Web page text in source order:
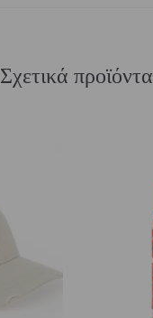
Σχετικά προϊόντα